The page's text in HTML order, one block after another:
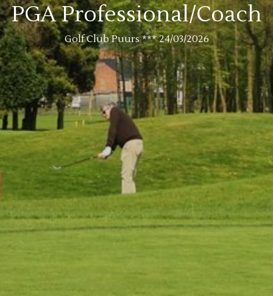
PGA Professional/Coach
Golf Club Puurs *** 24/03/2026